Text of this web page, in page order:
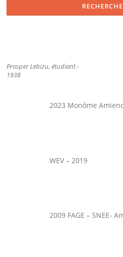
Prosper Lebizu, étudiant -
1938
2023 Monôme
WEV – 2019
2009 FAGE – SNEE-